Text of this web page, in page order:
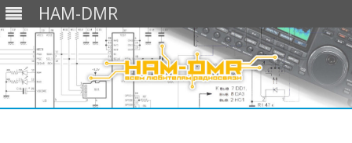
HAM-DMR